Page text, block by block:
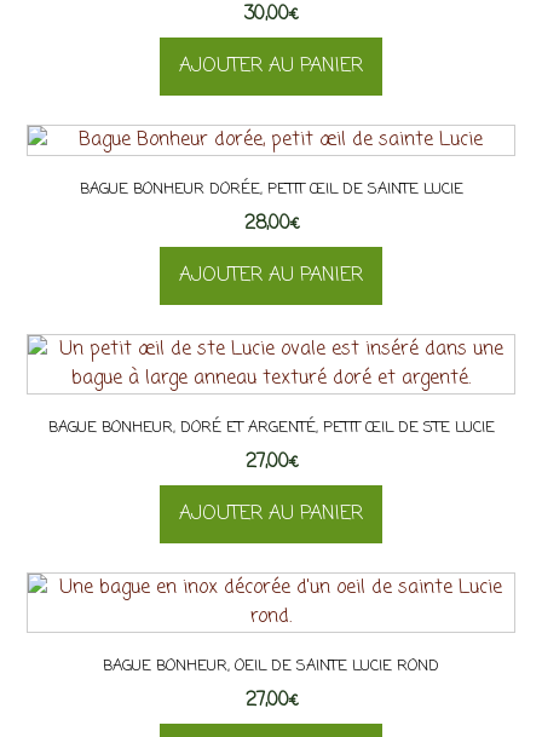
30,00€
AJOUTER AU PANIER
BAGUE BONHEUR DORÉE, PETIT ŒIL DE SAINTE LUCIE
28,00€
AJOUTER AU PANIER
BAGUE BONHEUR, DORÉ ET ARGENTÉ, PETIT ŒIL DE STE LUCIE
27,00€
AJOUTER AU PANIER
BAGUE BONHEUR, OEIL DE SAINTE LUCIE ROND
27,00€